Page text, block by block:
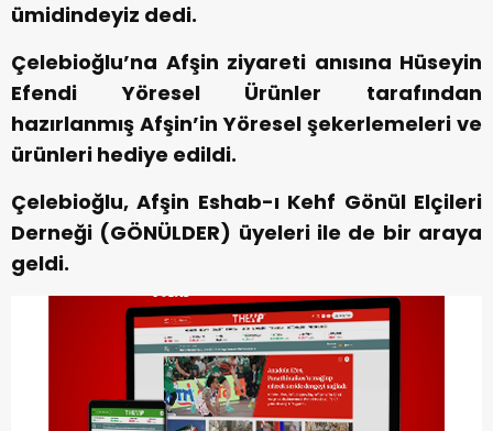
ümidindeyiz dedi.
Çelebioğlu’na Afşin ziyareti anısına Hüseyin
Efendi Yöresel Ürünler tarafından
hazırlanmış Afşin’in Yöresel şekerlemeleri ve
ürünleri hediye edildi.
Çelebioğlu, Afşin Eshab-ı Kehf Gönül Elçileri
Derneği (GÖNÜLDER) üyeleri ile de bir araya
geldi.